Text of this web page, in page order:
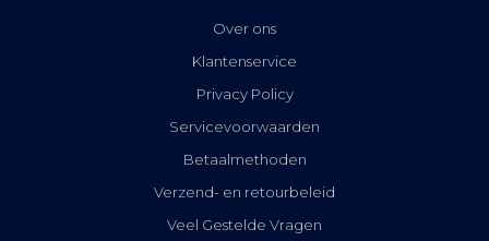
Over ons
Klantenservice
Privacy Policy
Servicevoorwaarden
Betaalmethoden
Verzend- en retourbeleid
Veel Gestelde Vragen